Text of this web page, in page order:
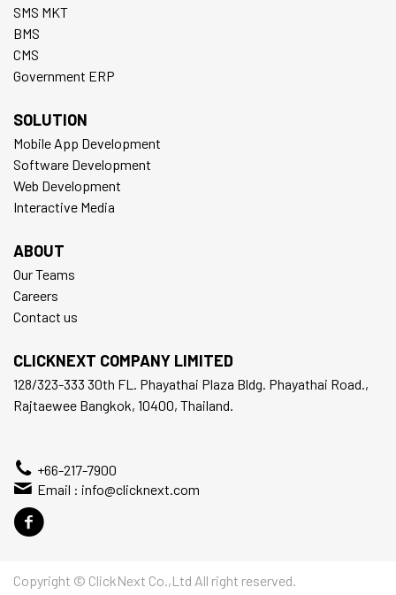
SMS MKT
BMS
CMS
Government ERP
SOLUTION
Mobile App Development
Software Development
Web Development
Interactive Media
ABOUT
Our Teams
Careers
Contact us
CLICKNEXT COMPANY LIMITED
128/323-333 30th FL. Phayathai Plaza Bldg. Phayathai Road.,
Rajtaewee Bangkok, 10400, Thailand.
+66-217-7900
Email : info@clicknext.com
Copyright © ClickNext Co.,Ltd All right reserved.